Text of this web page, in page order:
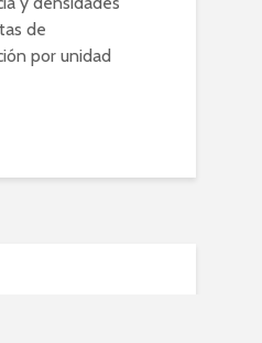
de
por unidad